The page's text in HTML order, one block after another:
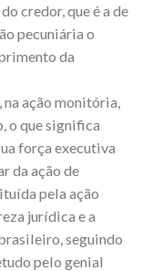
credor, que é a de
pecuniária o
da
ação monitória,
o que significa
força executiva
da ação de
pela ação
jurídica e a
seguindo
pelo genial